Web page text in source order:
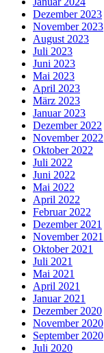
Dezember 2023
November 2023
August 2023
Juli 2023
Juni 2023
Mai 2023
April 2023
März 2023
Januar 2023
Dezember 2022
November 2022
Oktober 2022
Juli 2022
Juni 2022
Mai 2022
April 2022
Februar 2022
Dezember 2021
November 2021
Oktober 2021
Juli 2021
Mai 2021
April 2021
Januar 2021
Dezember 2020
November 2020
September 2020
Juli 2020